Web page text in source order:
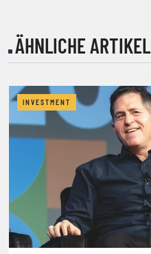
ÄHNLICHE ARTIKEL
INVESTMENT